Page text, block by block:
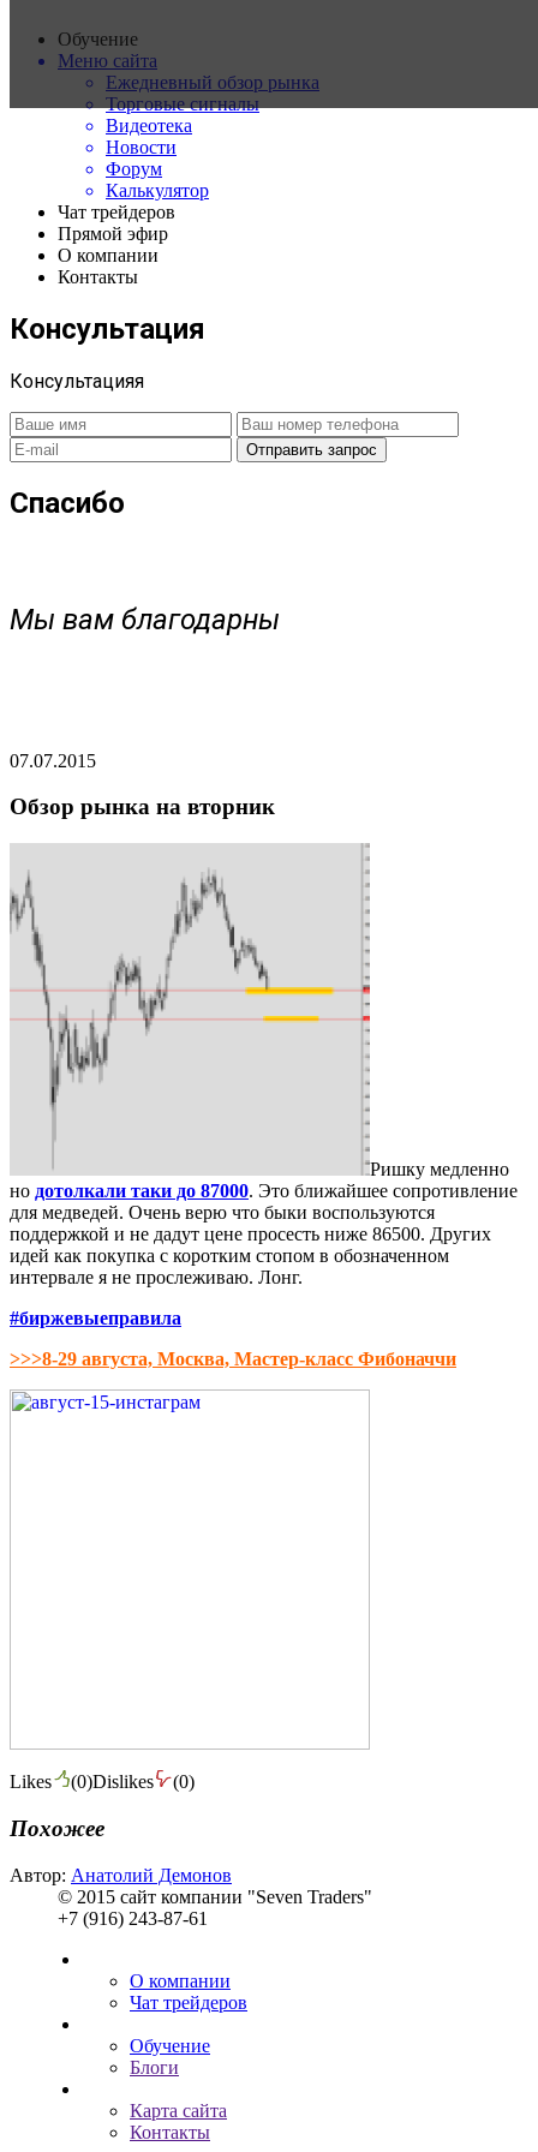
Обучение
Меню сайта
Ежедневный обзор рынка
Торговые сигналы
Видеотека
Новости
Форум
Калькулятор
Чат трейдеров
Прямой эфир
О компании
Контакты
Консультация
Консультацияя
Спасибо
Мы вам благодарны
07.07.2015
Обзор рынка на вторник
Ришку медленно
но дотолкали таки до 87000. Это ближайшее сопротивление
для медведей. Очень верю что быки воспользуются
поддержкой и не дадут цене просесть ниже 86500. Других
идей как покупка с коротким стопом в обозначенном
интервале я не прослеживаю. Лонг.
#биржевыеправила
>>>8-29 августа, Москва, Мастер-класс Фибоначчи
Likes (0)Dislikes (0)
Похожее
Автор: Анатолий Демонов
© 2015 сайт компании "Seven Traders"
+7 (916) 243-87-61
О компании
Чат трейдеров
Обучение
Блоги
Карта сайта
Контакты